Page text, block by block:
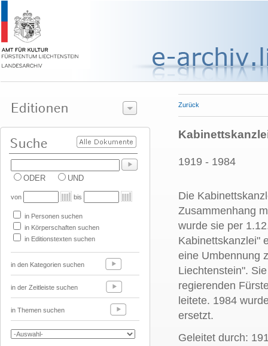
ODER UND
von bis
in Personen suchen
in Körperschaften suchen
in Editionstexten suchen
in den Kategorien suchen
in der Zeitleiste suchen
in Themen suchen
Zurück
1919 - 1984
Die
Zusammenhang
wurde sie per
Kabinettskanzlei"
eine Umbennung
Liechtenstein".
regierenden
leitete. 1984
ersetzt.
Geleitet durch: